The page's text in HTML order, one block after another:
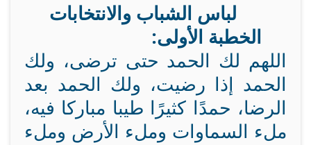
لباس الشباب والانتخابات
الخطبة الأولى:
اللهم لك الحمد حتى ترضى، ولك
الحمد إذا رضيت، ولك الحمد بعد
الرضا، حمدًا كثيرًا طيبا مباركا فيه،
ملء السماوات وملء الأرض وملء